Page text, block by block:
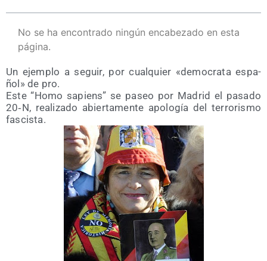
No se ha encontrado ningún encabezado en esta
página.
Un ejem­plo a seguir, por cual­quier «demo­cra­ta espa­
ñol» de pro.
Este “Homo sapiens” se paseo por Madrid el pasa­do
20‑N, rea­li­za­do abier­ta­men­te apo­lo­gía del terro­ris­mo
fas­cis­ta.